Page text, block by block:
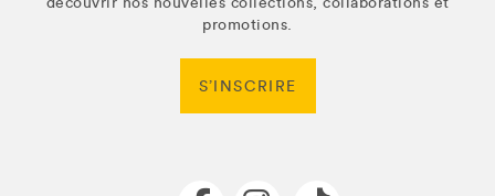
promotions.
S’INSCRIRE